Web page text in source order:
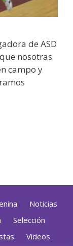
de ASD
nosotras
campo y
Noticias
Selección
Vídeos